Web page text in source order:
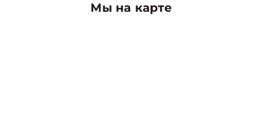
Мы на карте